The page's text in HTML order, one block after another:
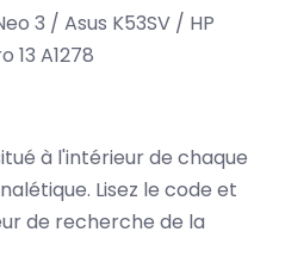
3 / Asus K53SV / HP
13 A1278
à l'intérieur de chaque
Lisez le code et
de recherche de la